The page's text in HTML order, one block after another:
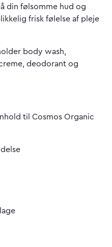
din følsomme hud og
frisk følelse af pleje
body wash,
deodorant og
til Cosmos Organic